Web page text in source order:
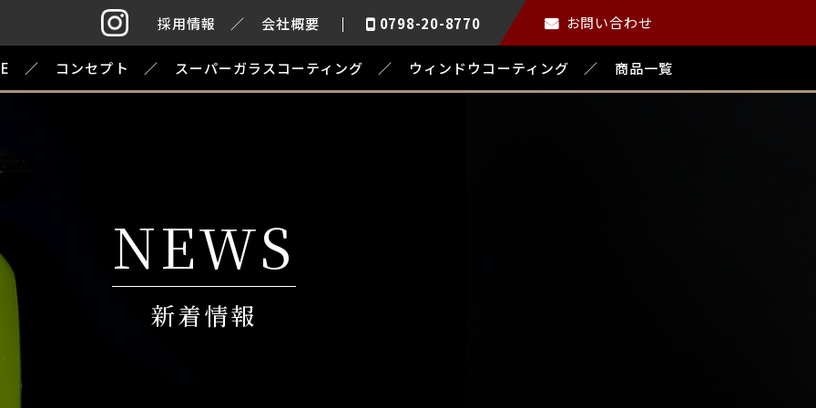
採用情報 会社概要 0798-20-8770 お問い合わせ
コンセプト スーパーガラスコーティング ウィンドウコーティング 商品一覧
NEWS
新着情報